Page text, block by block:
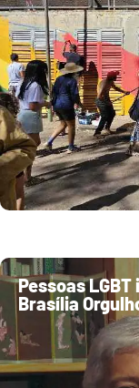
Pessoas
Brasília